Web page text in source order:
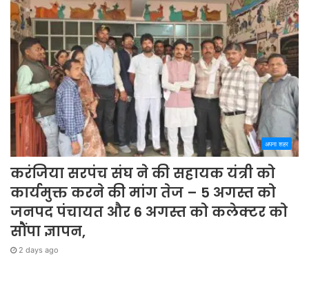
अपना शहर
करंजिया सरपंच संघ ने की सहायक यंत्री को
कार्यमुक्त करने की मांग तेज – 5 अगस्त को
जनपद पंचायत और 6 अगस्त को कलेक्टर को
सौंपा ज्ञापन,
2 days ago